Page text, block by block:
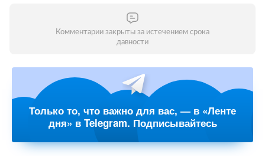
Комментарии закрыты за истечением срока
давности
Только то, что важно для вас, — в «Ленте
дня» в Telegram. Подписывайтесь